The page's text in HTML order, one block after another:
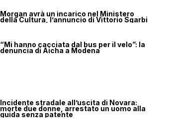
Morgan avrà un incarico nel Ministero
della Cultura, l’annuncio di Vittorio Sgarbi
“Mi hanno cacciata dal bus per il velo”: la
denuncia di Aicha a Modena
Incidente stradale all’uscita di Novara:
morte due donne, arrestato un uomo alla
guida senza patente